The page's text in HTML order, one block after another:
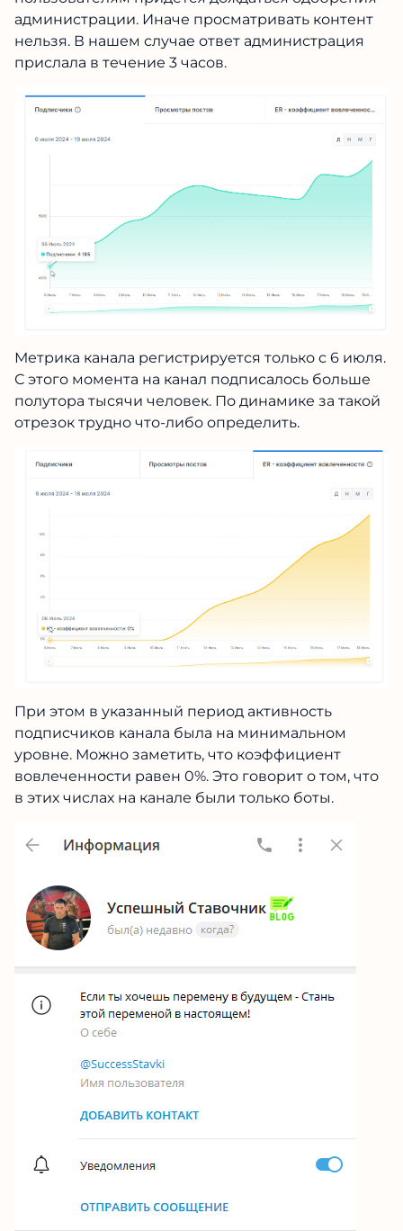
администрации. Иначе просматривать контент
нельзя. В нашем случае ответ администрация
прислала в течение 3 часов.
Метрика канала регистрируется только с 6 июля.
С этого момента на канал подписалось больше
полутора тысячи человек. По динамике за такой
отрезок трудно что-либо определить.
При этом в указанный период активность
подписчиков канала была на минимальном
уровне. Можно заметить, что коэффициент
вовлеченности равен 0%. Это говорит о том, что
в этих числах на канале были только боты.